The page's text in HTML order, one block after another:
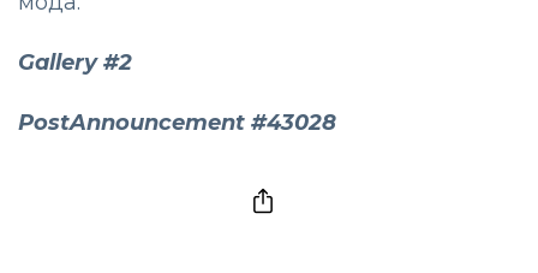
Gallery #2
PostAnnouncement #43028